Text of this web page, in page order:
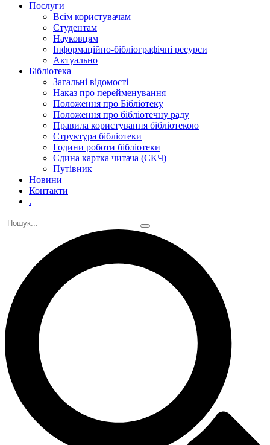
Послуги
Всім користувачам
Студентам
Науковцям
Інформаційно-бібліографічні ресурси
Актуально
Бібліотека
Загальні відомості
Наказ про перейменування
Положення про Бібліотеку
Положення про бібліотечну раду
Правила користування бібліотекою
Структура бібліотеки
Години роботи бібліотеки
Єдина картка читача (ЄКЧ)
Путівник
Новини
Контакти
.